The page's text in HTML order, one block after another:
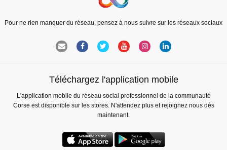
Pour ne rien manquer du réseau, pensez à nous suivre sur les réseaux sociaux
Téléchargez l'application mobile
L'application mobile du réseau social professionnel de la communauté
Corse est disponible sur les stores. N'attendez plus et rejoignez nous dès
maintenant.